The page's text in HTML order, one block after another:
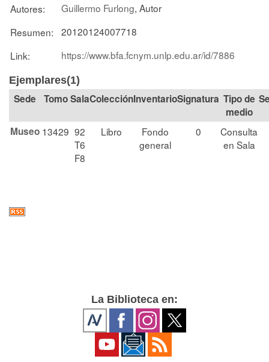
Autores: Guillermo Furlong, Autor
Resumen:
20120124007718
Link:
https://www.bfa.fcnym.unlp.edu.ar/id/7886
Ejemplares(1)
Tomo SalaColección Signatura Tipo de
medio
Museo 13429 92
T6
F8
Libro
Fondo
general
0
Consulta
en Sala
La Biblioteca en: